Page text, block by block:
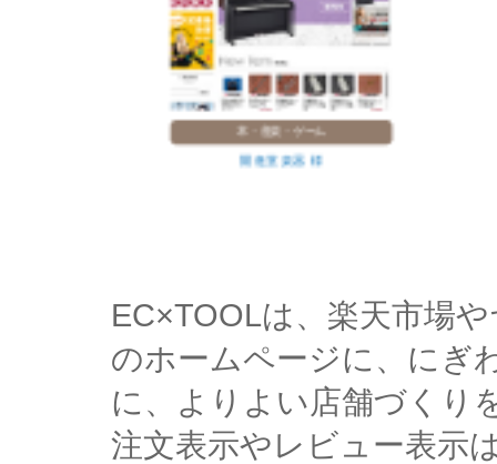
雑貨・革小物
VEOL 様
EC×TOOLは、楽天市場
のホームページに、にぎ
に、よりよい店舗づくり
注文表示やレビュー表示